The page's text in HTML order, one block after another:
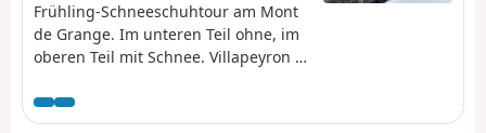
Frühling-Schneeschuhtour am Mont
de Grange. Im unteren Teil ohne, im
oberen Teil mit Schnee. Villapeyron -
Cornillon - l'Ertre - Très les Pierres